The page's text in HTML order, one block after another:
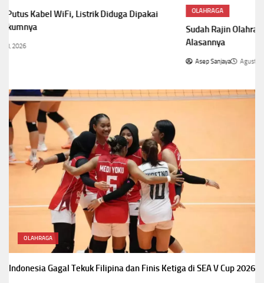
OLAHRAGA
Sudah Rajin Olahraga tapi Hasil Belum Kelihatan? Bisa Jadi Ini
Alasannya
OLAHRAGA
Indonesia Gagal Tekuk Filipina dan Finis Ketiga di SEA V Cup 2026